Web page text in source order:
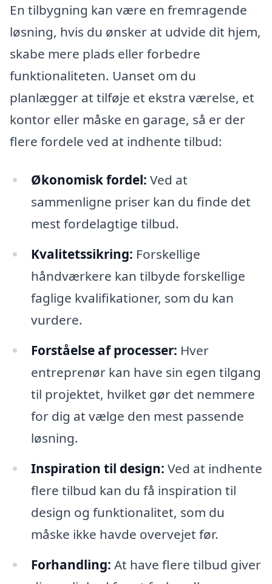
En tilbygning kan være en fremragende
løsning, hvis du ønsker at udvide dit hjem,
skabe mere plads eller forbedre
funktionaliteten. Uanset om du
planlægger at tilføje et ekstra værelse, et
kontor eller måske en garage, så er der
flere fordele ved at indhente tilbud:
Økonomisk fordel: Ved at
sammenligne priser kan du finde det
mest fordelagtige tilbud.
Kvalitetssikring: Forskellige
håndværkere kan tilbyde forskellige
faglige kvalifikationer, som du kan
vurdere.
Forståelse af processer: Hver
entreprenør kan have sin egen tilgang
til projektet, hvilket gør det nemmere
for dig at vælge den mest passende
løsning.
Inspiration til design: Ved at indhente
flere tilbud kan du få inspiration til
design og funktionalitet, som du
måske ikke havde overvejet før.
Forhandling: At have flere tilbud giver